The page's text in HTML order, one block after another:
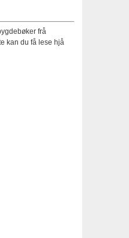
frå
kan du få lese hjå